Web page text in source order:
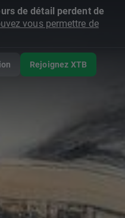
de détail perdent de
vous permettre de
Rejoignez XTB